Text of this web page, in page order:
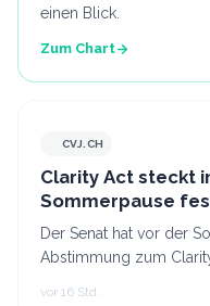
einen Blick.
Zum Chart
CVJ.CHCVJ.CH
Clarity Act steckt
Sommerpause
Der Senat hat vor der
Abstimmung zum
vor 16 Std.